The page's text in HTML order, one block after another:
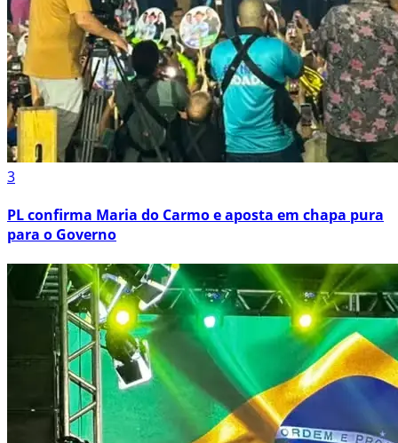
3
PL confirma Maria do Carmo e aposta em chapa pura
para o Governo